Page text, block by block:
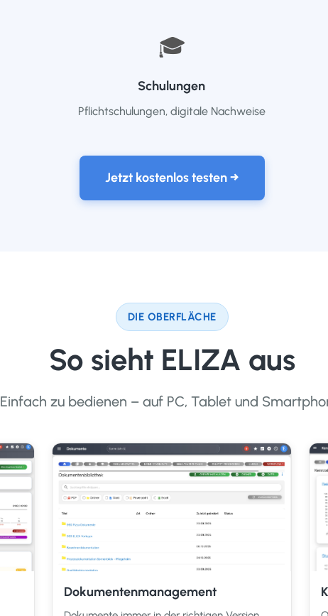
🎓
Schulungen
Pflichtschulungen, digitale Nachweise
Jetzt kostenlos testen →
DIE OBERFLÄCHE
So sieht ELIZA aus
Einfach zu bedienen – auf PC, Tablet und
Dokumentenmanagement